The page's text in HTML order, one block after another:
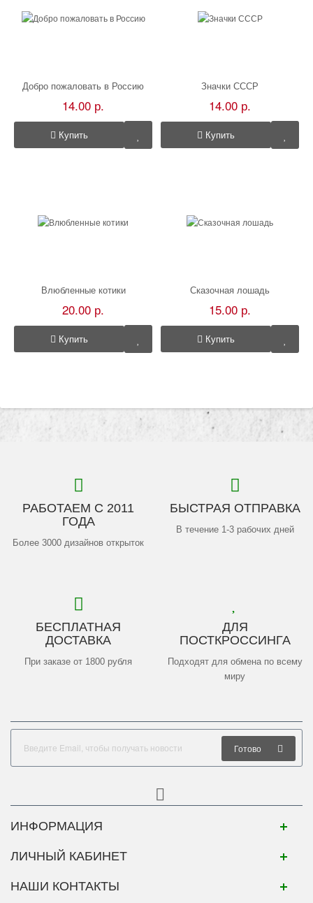
Добро пожаловать в Россию
14.00 р.
Купить
Значки СССР
14.00 р.
Купить
Влюбленные котики
20.00 р.
Купить
Сказочная лошадь
15.00 р.
Купить
РАБОТАЕМ С 2011
ГОДА
Более 3000 дизайнов открыток
БЫСТРАЯ ОТПРАВКА
В течение 1-3 рабочих дней
БЕСПЛАТНАЯ
ДОСТАВКА
При заказе от 1800 рубля
ДЛЯ
ПОСТКРОССИНГА
Подходят для обмена по всему
миру
Готово
ИНФОРМАЦИЯ
ЛИЧНЫЙ КАБИНЕТ
НАШИ КОНТАКТЫ